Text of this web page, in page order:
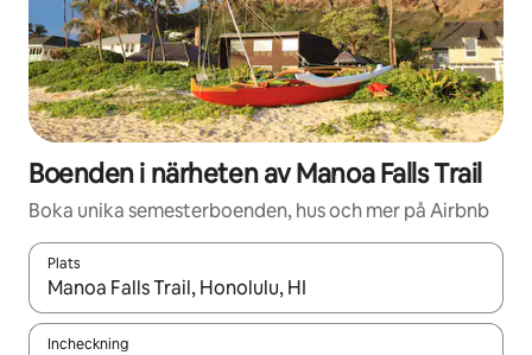
Boenden i närheten av Manoa Falls Trail
Boka unika semesterboenden, hus och mer på Airbnb
Plats
När resultaten är tillgängliga kan du navigera med upp- och
Incheckning